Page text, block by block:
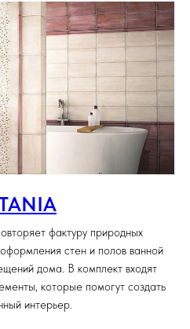
фактуру природных
стен и полов ванной
дома. В комплект входят
которые помогут создать
интерьер.